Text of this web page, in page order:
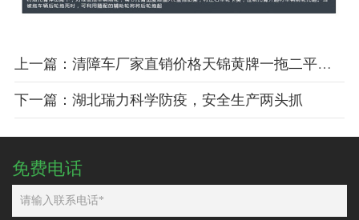
上一篇：清障车厂家直销价格天锦黄牌一拖二平板清障车介绍
下一篇：湖北瑞力科学防疫，安全生产两头抓
免费电话